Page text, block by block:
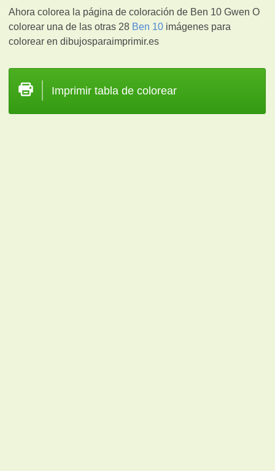
Ahora colorea la página de coloración de Ben 10 Gwen O
colorear una de las otras 28 Ben 10 imágenes para
colorear en dibujosparaimprimir.es
Imprimir tabla de colorear